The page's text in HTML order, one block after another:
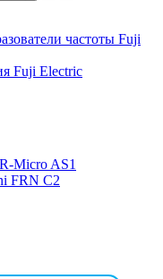
частоты Fuji
Fuji Electric
Micro AS1
FRN C2